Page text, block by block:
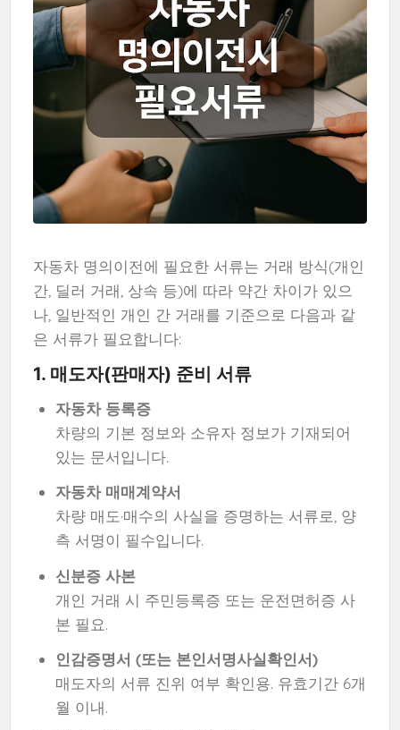
자동차 명의이전에 필요한 서류는 거래 방식(개인
간, 딜러 거래, 상속 등)에 따라 약간 차이가 있으
나, 일반적인 개인 간 거래를 기준으로 다음과 같
은 서류가 필요합니다:
1. 매도자(판매자) 준비 서류
자동차 등록증
차량의 기본 정보와 소유자 정보가 기재되어
있는 문서입니다.
자동차 매매계약서
차량 매도·매수의 사실을 증명하는 서류로, 양
측 서명이 필수입니다.
신분증 사본
개인 거래 시 주민등록증 또는 운전면허증 사
본 필요.
인감증명서 (또는 본인서명사실확인서)
매도자의 서류 진위 여부 확인용. 유효기간 6개
월 이내.